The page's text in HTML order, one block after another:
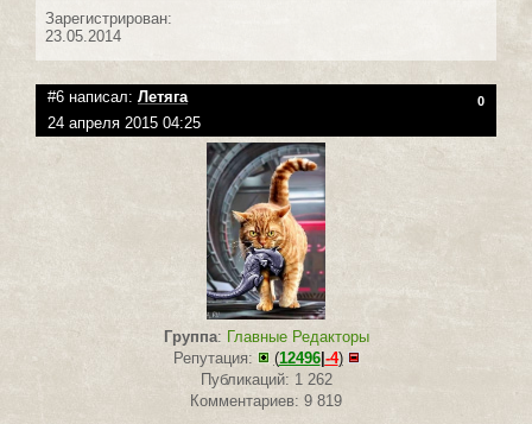
Зарегистрирован:
23.05.2014
#6 написал: Летяга 0
24 апреля 2015 04:25
Группа: Главные Редакторы
Репутация:
(12496| -4)
Публикаций: 1 262
Комментариев: 9 819